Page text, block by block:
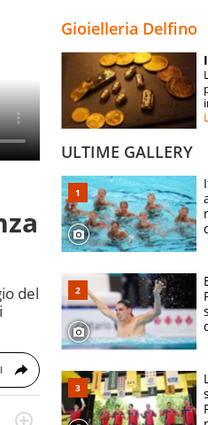
del
Gioielleria Delfino
ULTIME GALLERY